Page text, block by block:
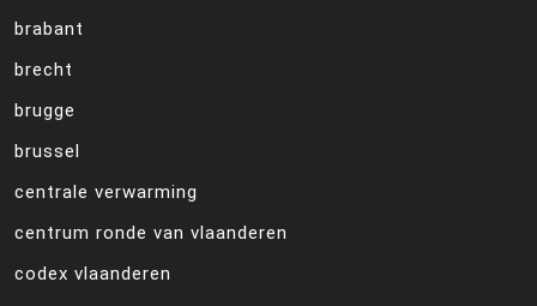
brabant
brecht
brugge
brussel
centrale verwarming
centrum ronde van vlaanderen
codex vlaanderen